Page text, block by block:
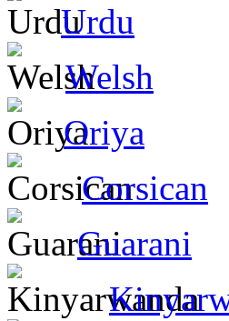
Urdu
Welsh
Oriya
Corsican
Guarani